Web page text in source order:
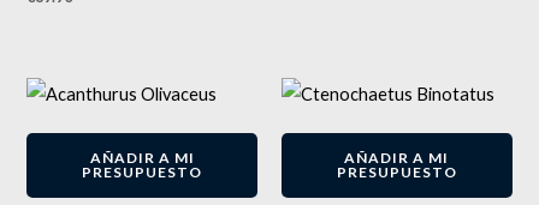
AÑADIR A MI
PRESUPUESTO
AÑADIR A MI
PRESUPUESTO